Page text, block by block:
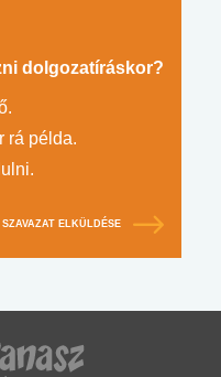
dolgozatíráskor?
rá példa.
SZAVAZAT ELKÜLDÉSE